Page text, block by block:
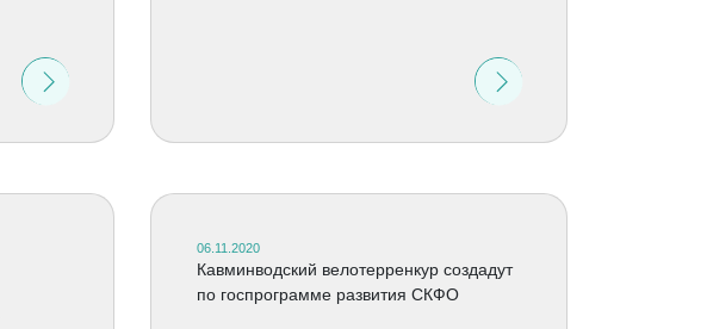
06.11.2020
Кавминводский велотерренкур создадут
по госпрограмме развития СКФО